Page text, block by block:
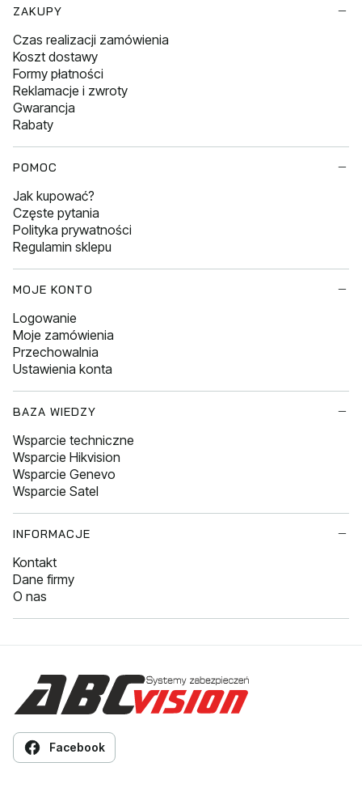
ZAKUPY
Czas realizacji zamówienia
Koszt dostawy
Formy płatności
Reklamacje i zwroty
Gwarancja
Rabaty
POMOC
Jak kupować?
Częste pytania
Polityka prywatności
Regulamin sklepu
MOJE KONTO
Logowanie
Moje zamówienia
Przechowalnia
Ustawienia konta
BAZA WIEDZY
Wsparcie techniczne
Wsparcie Hikvision
Wsparcie Genevo
Wsparcie Satel
INFORMACJE
Kontakt
Dane firmy
O nas
Facebook